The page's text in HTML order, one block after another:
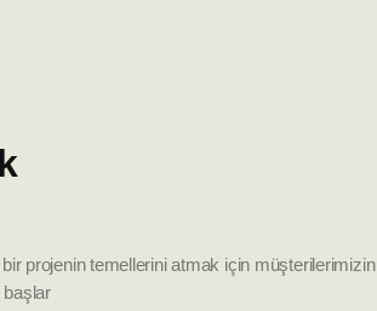
projenin temellerini atmak için müşterilerimizin
başlar